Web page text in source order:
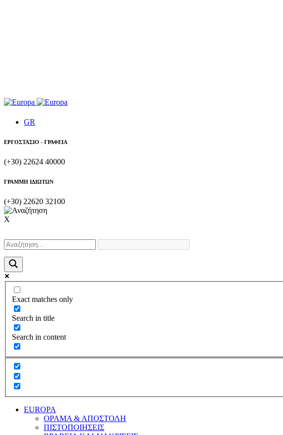
GR
ΕΡΓΟΣΤΑΣΙΟ - ΓΡΑΦΕΙΑ
(+30) 22624 40000
ΓΡΑΜΜΗ ΙΔΙΩΤΩΝ
(+30) 22620 32100
X
Exact matches only
Search in title
Search in content
EUROPA
ΟΡΑΜΑ & ΑΠΟΣΤΟΛΗ
ΠΙΣΤΟΠΟΙΗΣΕΙΣ